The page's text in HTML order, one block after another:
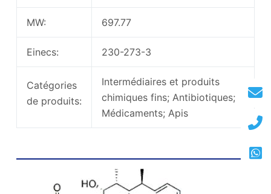
MW: 697.77
Einecs: 230-273-3
Catégories
de produits:
Intermédiaires et produits
chimiques fins; Antibiotiques;
Médicaments; Apis